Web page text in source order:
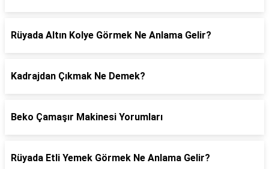
Rüyada Altın Kolye Görmek Ne Anlama Gelir?
Kadrajdan Çıkmak Ne Demek?
Beko Çamaşır Makinesi Yorumları
Rüyada Etli Yemek Görmek Ne Anlama Gelir?